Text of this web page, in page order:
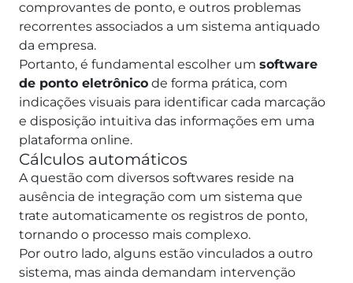
comprovantes de ponto, e outros problemas
recorrentes associados a um sistema antiquado
da empresa.
Portanto, é fundamental escolher um software
de ponto eletrônico de forma prática, com
indicações visuais para identificar cada marcação
e disposição intuitiva das informações em uma
plataforma online.
Cálculos automáticos
A questão com diversos softwares reside na
ausência de integração com um sistema que
trate automaticamente os registros de ponto,
tornando o processo mais complexo.
Por outro lado, alguns estão vinculados a outro
sistema, mas ainda demandam intervenção